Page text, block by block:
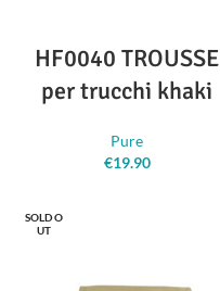
HF0040 TROUSSE
per trucchi khaki
Pure
€19.90
SOLD O
UT